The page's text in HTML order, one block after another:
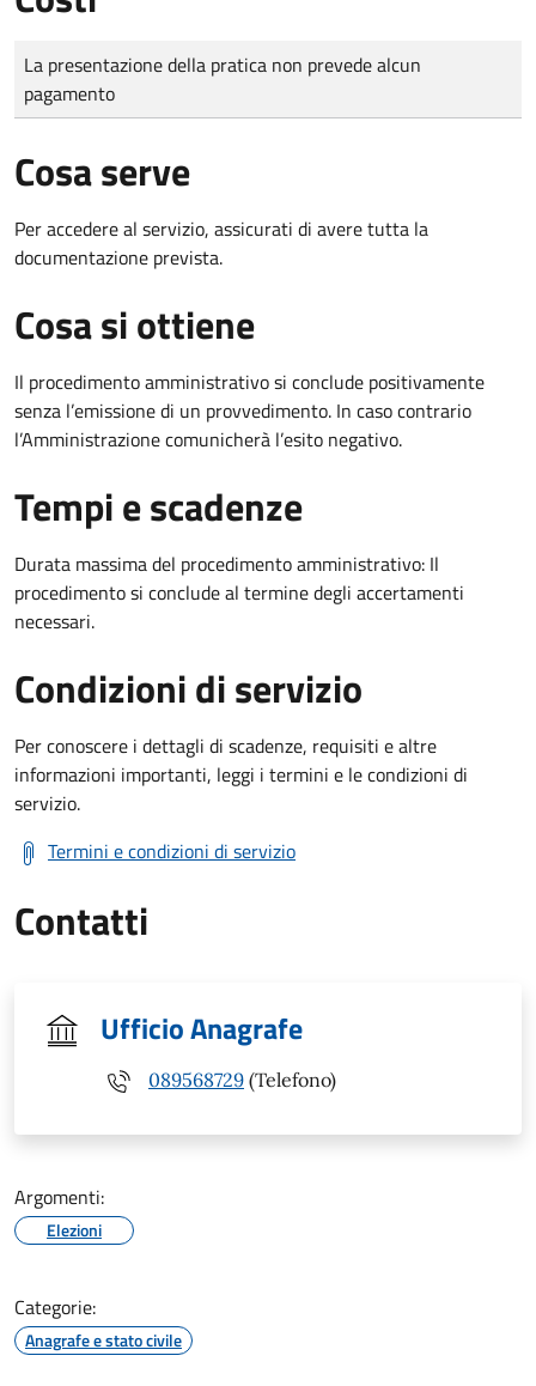
Tipo di pagamento
Importo
La presentazione della pratica non prevede alcun
pagamento
Cosa serve
Per accedere al servizio, assicurati di avere tutta la
documentazione prevista.
Cosa si ottiene
Il procedimento amministrativo si conclude positivamente
senza l’emissione di un provvedimento. In caso contrario
l’Amministrazione comunicherà l’esito negativo.
Tempi e scadenze
Durata massima del procedimento amministrativo: Il
procedimento si conclude al termine degli accertamenti
necessari.
Condizioni di servizio
Per conoscere i dettagli di scadenze, requisiti e altre
informazioni importanti, leggi i termini e le condizioni di
servizio.
Termini e condizioni di servizio
Contatti
Ufficio Anagrafe
089568729 (Telefono)
Argomenti:
Elezioni
Categorie:
Anagrafe e stato civile